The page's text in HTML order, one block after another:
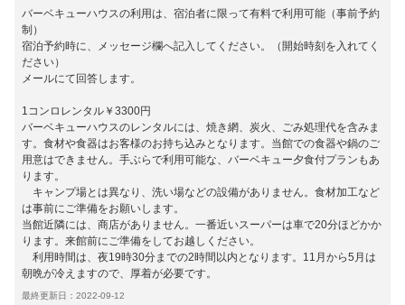
バーベキューハウスの利用は、宿泊者に限って有料で利用可能（事前予約
制）
宿泊予約時に、メッセージ欄へ記入してください。（開始時刻を入れてく
ださい）
メールにて回答します。
1コンロレンタル￥3300円
バーベキューハウスのレンタルには、焼き網、炭火、ごみ処理代を含みま
す。食材や食器はお客様のお持ち込みとなります。当館での食器や鍋のご
用意はできません。手ぶらで利用可能な、バーベキュー夕食付プランもあ
ります。
キャンプ場とは異なり、洗い場などの設備がありません。食材加工など
は事前にご準備をお願いします。
当館近隣には、商店がありません。一番近いスーパーは車で20分ほどかか
ります。来館前にご準備をしてお越しください。
利用時間は、夜19時30分までの2時間以内となります。11月から5月は
朝晩が冷えますので、厚着が必要です。
最終更新日：2022-09-12